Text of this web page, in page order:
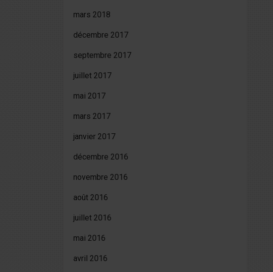
mars 2018
décembre 2017
septembre 2017
juillet 2017
mai 2017
mars 2017
janvier 2017
décembre 2016
novembre 2016
août 2016
juillet 2016
mai 2016
avril 2016